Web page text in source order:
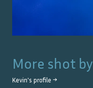
More shot by
Kevin's profile →